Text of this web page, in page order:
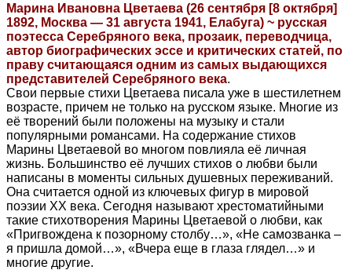
Марина Ивановна Цветаева (26 сентября [8 октября]
1892, Москва — 31 августа 1941, Елабуга) ~ русская
поэтесса Серебряного века, прозаик, переводчица,
автор биографических эссе и критических статей, по
праву считающаяся одним из самых выдающихся
представителей Серебряного века.
Свои первые стихи Цветаева писала уже в шестилетнем
возрасте, причем не только на русском языке. Многие из
её творений были положены на музыку и стали
популярными романсами. На содержание стихов
Марины Цветаевой во многом повлияла её личная
жизнь. Большинство её лучших стихов о любви были
написаны в моменты сильных душевных переживаний.
Она считается одной из ключевых фигур в мировой
поэзии XX века. Сегодня называют хрестоматийными
такие стихотворения Марины Цветаевой о любви, как
«Пригвождена к позорному столбу…», «Не самозванка –
я пришла домой…», «Вчера еще в глаза глядел…» и
многие другие.